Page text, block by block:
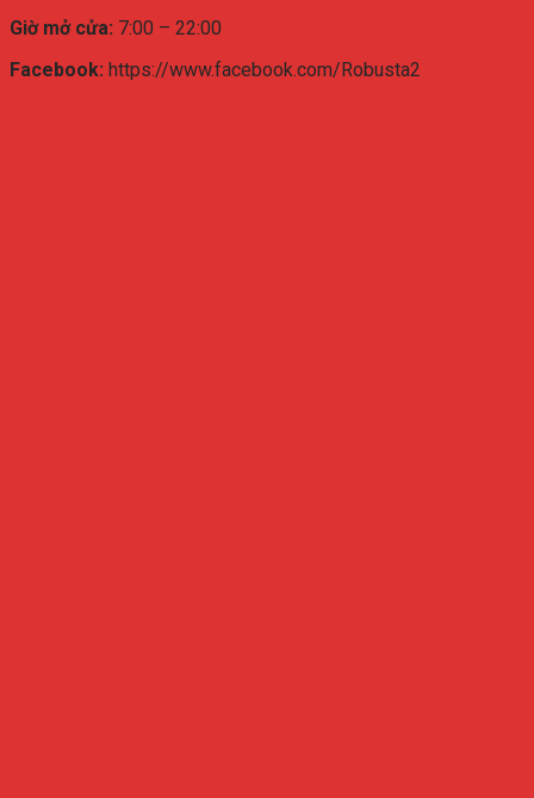
Giờ mở cửa: 7:00 – 22:00
Facebook: https://www.facebook.com/Robusta2